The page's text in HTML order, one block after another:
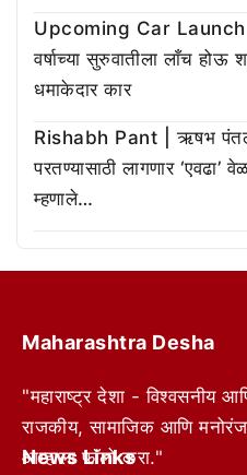
Upcoming Car Launch
वर्षाच्या सुरुवातीला लाँच होऊ
धमाकेदार कार
Rishabh Pant | ऋषभ
परतण्यासाठी लागणार ‘एवढा’
म्हणाले…
Maharashtra Desha
"महाराष्ट्र देशा - विश्वसनीय
राजकीय, सामाजिक आणि
आम्हाला फॉलो करा."
News Links